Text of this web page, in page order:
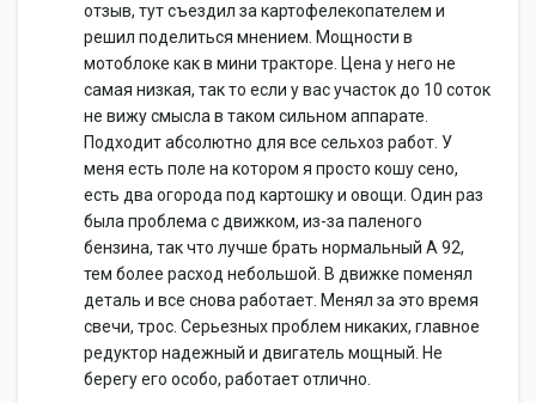
отзыв, тут съездил за картофелекопателем и
решил поделиться мнением. Мощности в
мотоблоке как в мини тракторе. Цена у него не
самая низкая, так то если у вас участок до 10 соток
не вижу смысла в таком сильном аппарате.
Подходит абсолютно для все сельхоз работ. У
меня есть поле на котором я просто кошу сено,
есть два огорода под картошку и овощи. Один раз
была проблема с движком, из-за паленого
бензина, так что лучше брать нормальный А 92,
тем более расход небольшой. В движке поменял
деталь и все снова работает. Менял за это время
свечи, трос. Серьезных проблем никаких, главное
редуктор надежный и двигатель мощный. Не
берегу его особо, работает отлично.